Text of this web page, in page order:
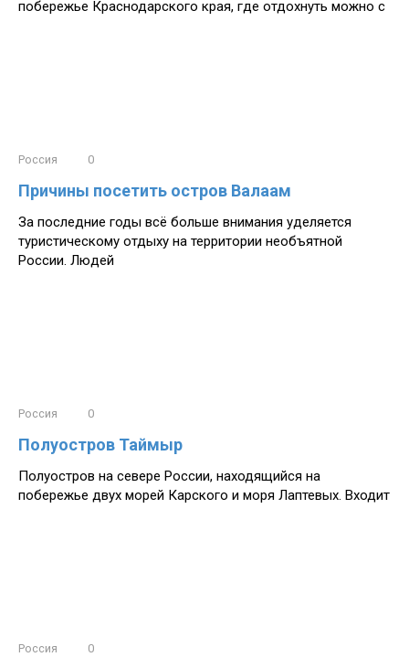
побережье Краснодарского края, где отдохнуть можно с
Россия 0
Причины посетить остров Валаам
За последние годы всё больше внимания уделяется
туристическому отдыху на территории необъятной
России. Людей
Россия 0
Полуостров Таймыр
Полуостров на севере России, находящийся на
побережье двух морей Карского и моря Лаптевых. Входит
Россия 0